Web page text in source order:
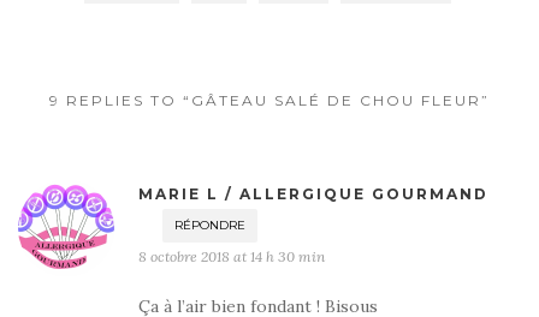
9 REPLIES TO “GÂTEAU SALÉ DE CHOU FLEUR”
MARIE L / ALLERGIQUE GOURMAND
RÉPONDRE
8 octobre 2018 at 14 h 30 min
Ça à l’air bien fondant ! Bisous